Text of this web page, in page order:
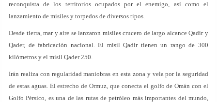
reconquista de los territorios ocupados por el enemigo, así como el
lanzamiento de misiles y torpedos de diversos tipos.
Desde tierra, mar y aire se lanzaron misiles crucero de largo alcance Qadir y
Qader, de fabricación nacional. El misil Qadir tienen un rango de 300
kilómetros y el misil Qader 250.
Irán realiza con regularidad maniobras en esta zona y vela por la seguridad
de estas aguas. El estrecho de Ormuz, que conecta el golfo de Omán con el
Golfo Pérsico, es una de las rutas de petróleo más importantes del mundo,